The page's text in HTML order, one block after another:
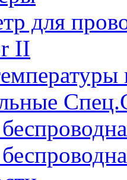
для
II